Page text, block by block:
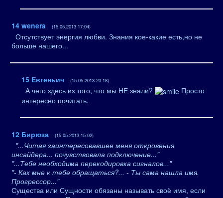
14 wenera (15.05.2013 17:04)
Отсутствует энергия любви. Знания кое-какие есть,но не
больше нашего...
15 Евгеньич (15.05.2013 20:18)
А чего здесь из того, что мы НЕ знали?
Просто
интересно почитать.
12 Бирюза (15.05.2013 15:02)
"...Читая заинтересовавшее меня откровения
инсайдера... почувствовала подключение..."
"...Тебе необходима перекодировка сигналов..."
"- Как мне к тебе обращаться?... - Ты сама нашла имя.
Прогрессор..."
Существа или Сущности обязаны называть своё имя, если